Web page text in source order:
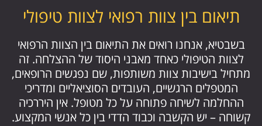
תיאום בין צוות רפואי לצוות טיפולי
בשבטיא, אנחנו רואים את התיאום בין הצוות הרפואי
לצוות הטיפולי כאחד מאבני היסוד של ההצלחה. זה
מתחיל בישיבות צוות משותפות, שם נפגשים הרופאים,
המטפלים הרגשיים, העובדים הסוציאליים ומדריכי
ההחלמה לשיחה פתוחה על כל מטופל. אין היררכיה
קשוחה – יש הקשבה וכבוד הדדי בין כל אנשי המקצוע.